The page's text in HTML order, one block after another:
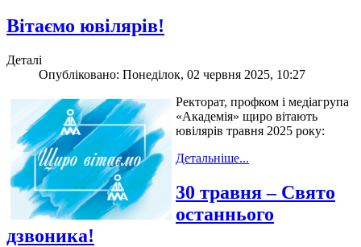
Вітаємо ювілярів!
Деталі
Опубліковано: Понеділок, 02 червня 2025, 10:27
Ректорат, профком і медіагрупа
«Академія» щиро вітають
ювілярів травня 2025 року:
Детальніше...
30 травня – Свято
останнього
дзвоника!